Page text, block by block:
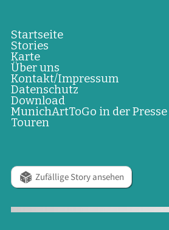
Startseite
Stories
Karte
Über uns
Kontakt/Impressum
Datenschutz
Download
MunichArtToGo in der Presse
Touren
Zufällige Story ansehen